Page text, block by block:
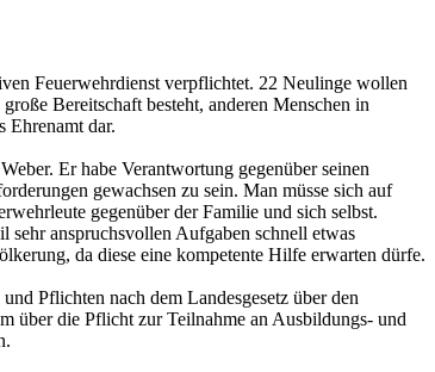
Feuerwehrdienst verpflichtet. 22 Neulinge wollen
Bereitschaft besteht, anderen Menschen in
Ehrenamt dar.
Er habe Verantwortung gegenüber seinen
gewachsen zu sein. Man müsse sich auf
gegenüber der Familie und sich selbst.
sehr anspruchsvollen Aufgaben schnell etwas
da diese eine kompetente Hilfe erwarten dürfe.
Pflichten nach dem Landesgesetz über den
über die Pflicht zur Teilnahme an Ausbildungs- und